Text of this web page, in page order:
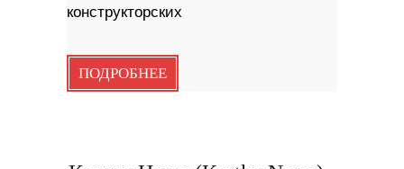
конструкторских
ПОДРОБНЕЕ